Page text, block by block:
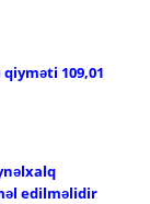
109,01
edilməlidir